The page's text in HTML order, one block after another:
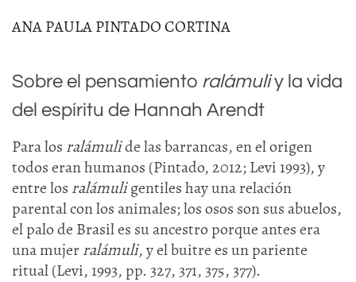
ANA PAULA PINTADO CORTINA
Sobre el pensamiento ralámuliy la vida
del espíritu de Hannah Arendt
Para los ralámulide las barrancas, en el origen
todos eran humanos (Pintado, 2012; Levi 1993), y
entre los ralámuligentiles hay una relación
parental con los animales; los osos son sus abuelos,
el palo de Brasil es su ancestro porque antes era
una mujerralámuli, y el buitre es un pariente
ritual (Levi, 1993, pp. 327, 371, 375, 377).